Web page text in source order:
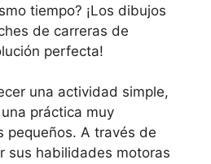
tiempo? ¡Los dibujos
de carreras de
perfecta!
una actividad simple,
práctica muy
pequeños. A través de
sus habilidades motoras